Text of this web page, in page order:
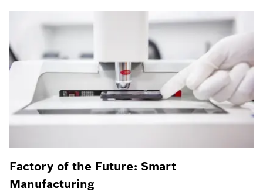
Factory of the Future: Smart
Manufacturing